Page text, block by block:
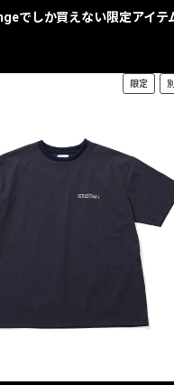
でしか買えない限定アイテ
限定